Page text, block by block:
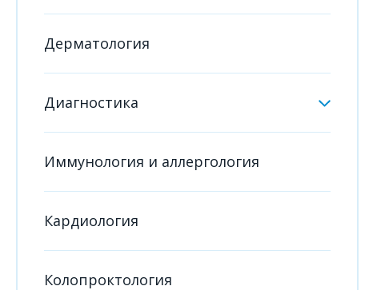
Дерматология
Диагностика
Иммунология и аллергология
Кардиология
Колопроктология